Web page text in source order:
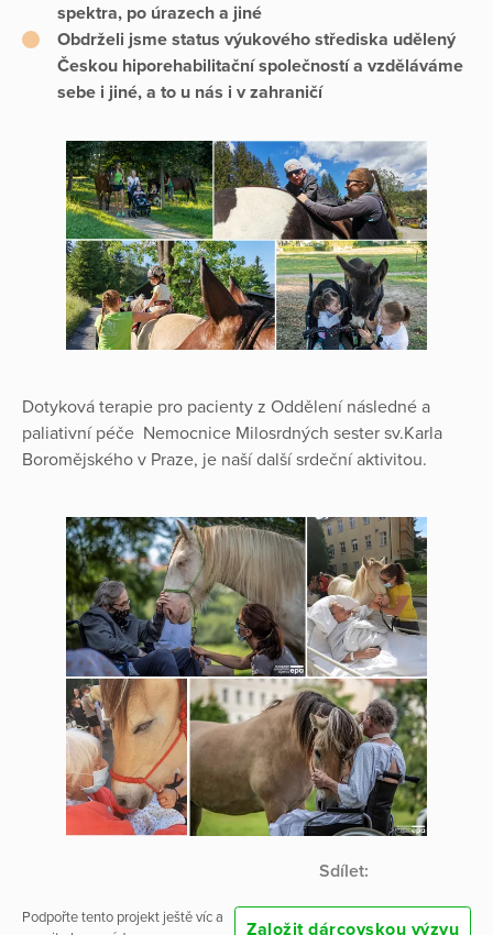
spektra, po úrazech a jiné
Obdrželi jsme status výukového střediska udělený
Českou hiporehabilitační společností a vzděláváme
sebe i jiné, a to u nás i v zahraničí
Dotyková terapie pro pacienty z Oddělení následné a
paliativní péče Nemocnice Milosrdných sester sv.Karla
Boromějského v Praze, je naší další srdeční aktivitou.
Sdílet:
Podpořte tento projekt ještě víc a
Založit dárcovskou výzvu